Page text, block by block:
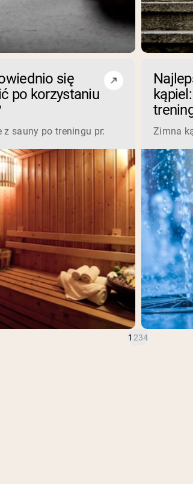
produktów kosmetycznych. Jeśli
się
po korzystaniu
z sauny po treningu przynosi doskonałe
Zimna
1 234